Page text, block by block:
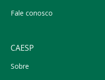
Fale conosco
CAESP
Sobre